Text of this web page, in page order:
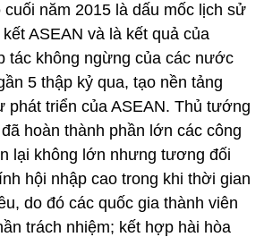
cuối năm 2015 là dấu mốc lịch sử
ASEAN và là kết quả của
tác không ngừng của các nước
5 thập kỷ qua, tạo nền tảng
phát triển của ASEAN. Thủ tướng
hoàn thành phần lớn các công
lại không lớn nhưng tương đối
hội nhập cao trong khi thời gian
do đó các quốc gia thành viên
trách nhiệm; kết hợp hài hòa